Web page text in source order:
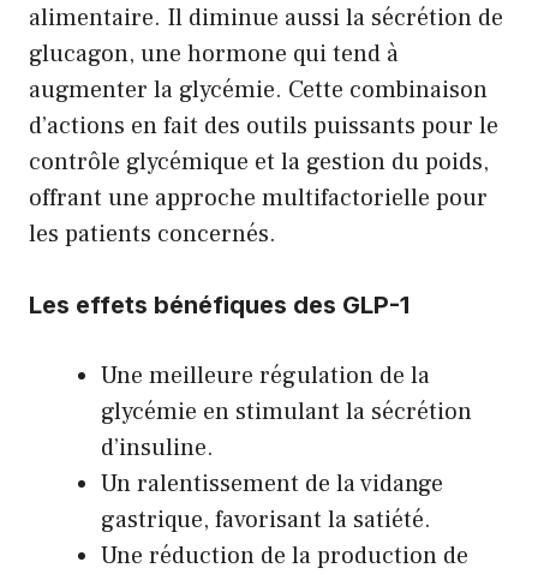
alimentaire. Il diminue aussi la sécrétion de
glucagon, une hormone qui tend à
augmenter la glycémie. Cette combinaison
d’actions en fait des outils puissants pour le
contrôle glycémique et la gestion du poids,
offrant une approche multifactorielle pour
les patients concernés.
Les effets bénéfiques des GLP-1
Une meilleure régulation de la
glycémie en stimulant la sécrétion
d’insuline.
Un ralentissement de la vidange
gastrique, favorisant la satiété.
Une réduction de la production de